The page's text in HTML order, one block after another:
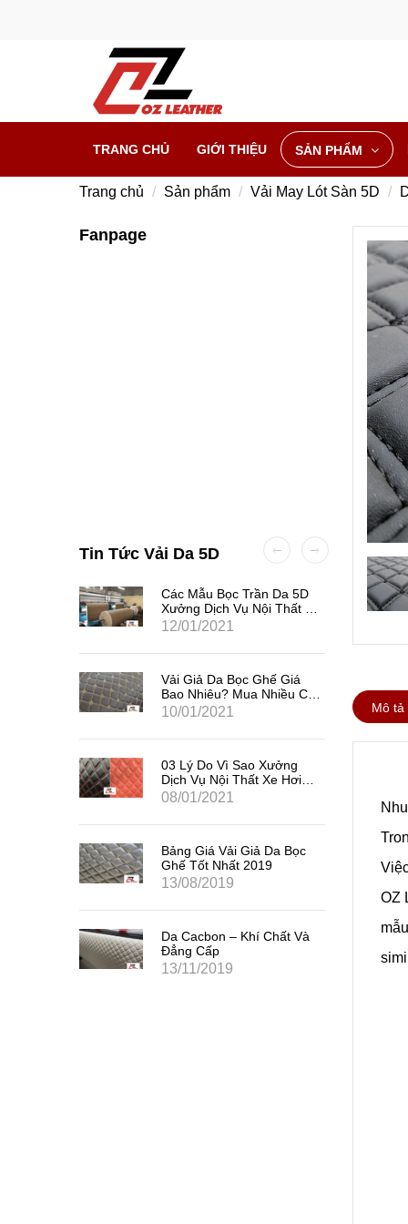
Mô tả
OZ
Fanpage
Tin Tức Vải Da 5D
Các Mẫu Bọc Trần Da 5D
Xưởng Dịch Vụ Nội Thất Ô
Tô Nên Nhập Liền Tay
12/01/2021
Vải Giả Da Bọc Ghế Giá
Bao Nhiêu? Mua Nhiều Có
Được Giảm Giá Hay
10/01/2021
03 Lý Do Vì Sao Xưởng
Dịch Vụ Nội Thất Xe Hơi
Nên Nhập Vải Giả Da Bọc
08/01/2021
Bảng Giá Vải Giả Da Bọc
Ghế Tốt Nhất 2019
13/08/2019
Da Cacbon – Khí Chất Và
Đẳng Cấp
13/11/2019
TRANG CHỦ GIỚI THIỆU SẢN PHẨM
Trang chủ Sản phẩm Vải May Lót Sàn 5D